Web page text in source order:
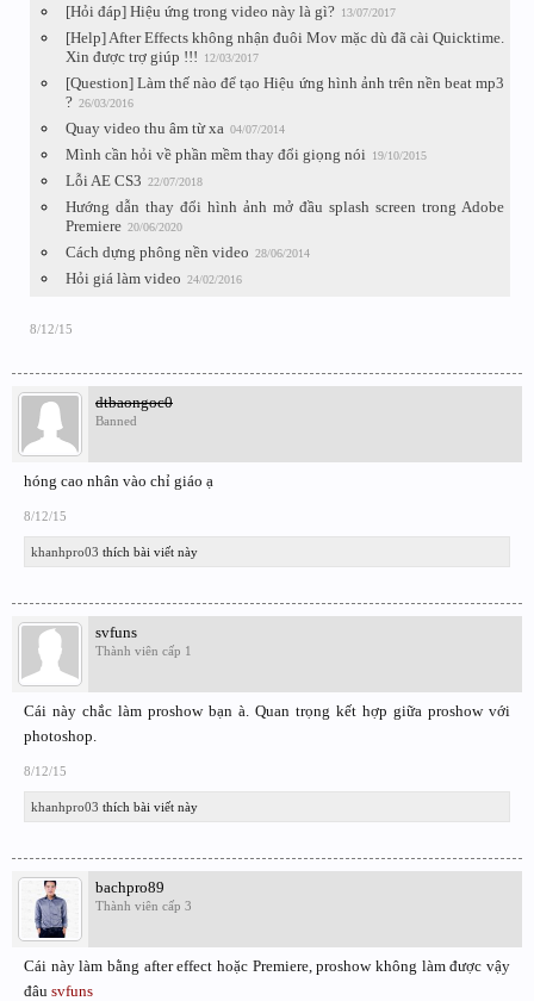
[Hỏi đáp] Hiệu ứng trong video này là gì? 13/07/2017
[Help] After Effects không nhận đuôi Mov mặc dù đã cài Quicktime.
Xin được trợ giúp !!!
12/03/2017
[Question] Làm thế nào để tạo Hiệu ứng hình ảnh trên nền beat mp3
? 26/03/2016
Quay video thu âm từ xa 04/07/2014
Mình cần hỏi về phần mềm thay đổi giọng nói 19/10/2015
Lỗi AE CS3 22/07/2018
Hướng dẫn thay đổi hình ảnh mở đầu splash screen trong Adobe
Premiere 20/06/2020
Cách dựng phông nền video 28/06/2014
Hỏi giá làm video 24/02/2016
8/12/15
dtbaongoc0
Banned
hóng cao nhân vào chỉ giáo ạ
8/12/15
khanhpro03 thích bài viết này
svfuns
Thành viên cấp 1
Cái này chắc làm proshow bạn à. Quan trọng kết hợp giữa proshow với
photoshop.
8/12/15
khanhpro03 thích bài viết này
bachpro89
Thành viên cấp 3
Cái này làm bằng after effect hoặc Premiere, proshow không làm được vậy
đâu svfuns